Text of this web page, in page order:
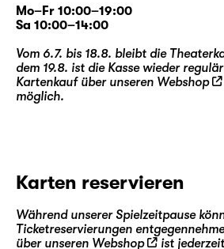
Mo–Fr 10:00–19:00
Sa 10:00–14:00
Vom 6.7. bis 18.8. bleibt die
dem 19.8. ist die Kasse wieder
Kartenkauf über unseren Webshop
möglich.
Karten reservieren
Während unserer Spielzeitpause
Ticketreservierungen
über unseren Webshop ist